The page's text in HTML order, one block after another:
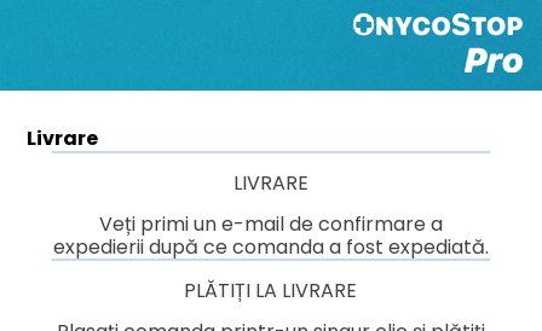
Livrare
LIVRARE
Veți primi un e-mail de confirmare a
expedierii după ce comanda a fost expediată.
PLĂTIȚI LA LIVRARE